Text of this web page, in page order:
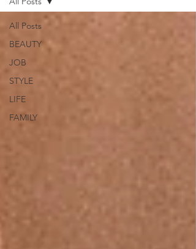
All Posts
BEAUTY
JOB
STYLE
LIFE
FAMILY